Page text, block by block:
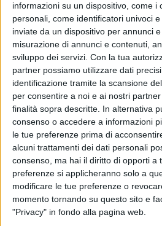
informazioni su un dispositivo, come i
personali, come identificatori univoci
inviate da un dispositivo per annunci
misurazione di annunci e contenuti,
sviluppo dei servizi. Con la tua
partner possiamo utilizzare dati
identificazione tramite la scansione
per consentire a noi e ai nostri
finalità sopra descritte. In alternativa
consenso o accedere a informazioni
le tue preferenze prima di
alcuni trattamenti dei dati personali
consenso, ma hai il diritto di opporti a
preferenze si applicheranno solo a
modificare le tue preferenze o
momento tornando su questo sito e
"Privacy" in fondo alla pagina web.
Un novembre in
cargo aereo
ITALIA 23 DICEMBRE 2019